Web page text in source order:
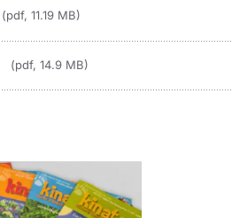
(pdf, 11.19 MB)
(pdf, 14.9 MB)